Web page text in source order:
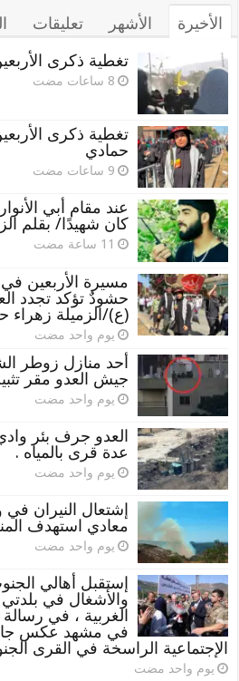
الأخيرة الأشهر تعليقات
تغطية ذكرى
تغطية ذكرى
حمادي
عند مقام أبي
كان شهيدًا/ بقلم
مسيرة الأربعين
حشودٌ تؤكد تجدد
(ع)/الزميلة زهراء
‏يوم واحد مضت
أحد منازل زوطر
جيش العدو مقر
‏يوم واحد مضت
العدو جرف بئر
عدة قرى بالمياه .
‏يوم واحد مضت
إشتعال النيران
معادي استهدف
‏يوم واحد مضت
إستقبل أهالي
والأشغال في
الغربية ، في
في مشهد عكس
الإجتماعية الراسخة في القرى
‏يوم واحد مضت